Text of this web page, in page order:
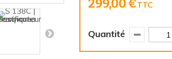
299,00 €TTC
Quantité